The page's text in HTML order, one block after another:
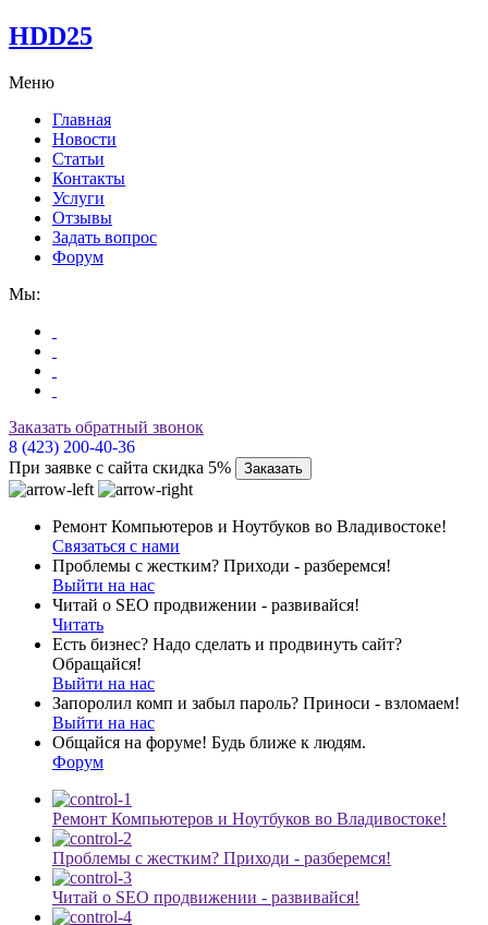
HDD25
Меню
Главная
Новости
Статьи
Контакты
Услуги
Отзывы
Задать вопрос
Форум
Мы:
Заказать обратный звонок
8 (423) 200-40-36
При заявке с сайта скидка 5%
Заказать
Ремонт Компьютеров и Ноутбуков во Владивостоке!
Связаться с нами
Проблемы с жестким? Приходи - разберемся!
Выйти на нас
Читай о SEO продвижении - развивайся!
Читать
Есть бизнес? Надо сделать и продвинуть сайт?
Обращайся!
Выйти на нас
Запоролил комп и забыл пароль? Приноси - взломаем!
Выйти на нас
Общайся на форуме! Будь ближе к людям.
Форум
Ремонт Компьютеров и Ноутбуков во Владивостоке!
Проблемы с жестким? Приходи - разберемся!
Читай о SEO продвижении - развивайся!